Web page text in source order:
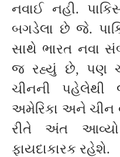
નવાઈ નહી.
બગડેલા છે જે.
સાથે ભારત નવા
જ રહ્યું છે, પણ
ચીનની
અમેરિકા અને ચીન
રીતે અંત
ફાયદાકારક રહેશે.